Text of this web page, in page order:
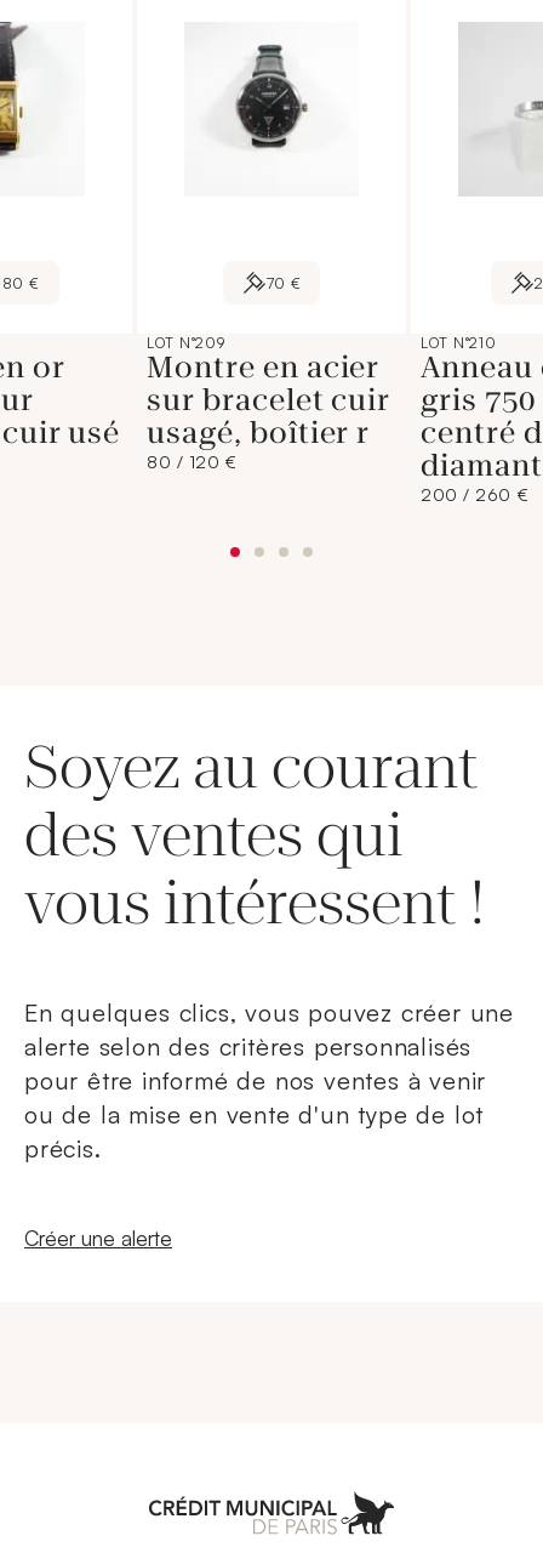
€
or
usé
70 €
LOT N°209
Montre en acier
sur bracelet cuir
usagé, boîtier r
80 / 120 €
LOT N°210
Anneau
gris
centré
200 / 260 €
Soyez au courant
des ventes qui
vous intéressent !
En quelques clics, vous pouvez créer une
alerte selon des critères personnalisés
pour être informé de nos ventes à venir
ou de la mise en vente d'un type de lot
précis.
Nouvelle fenêtre
Créer une alerte